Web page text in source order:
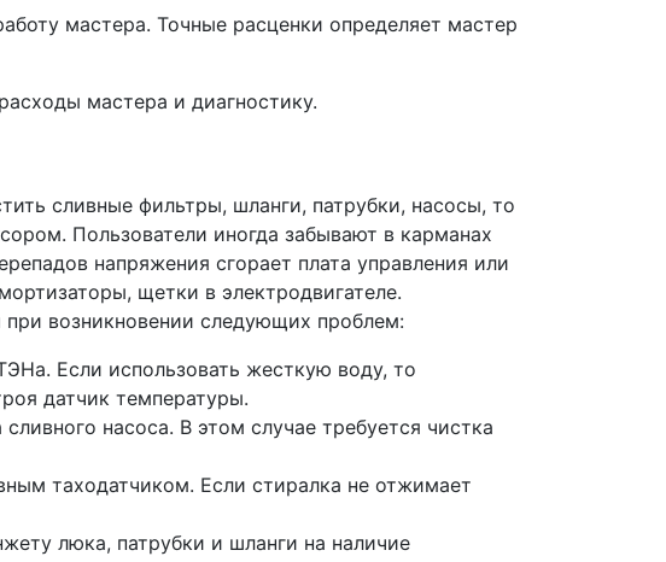
мастера. Точные расценки определяет мастер
мастера и диагностику.
сливные фильтры, шланги, патрубки, насосы, то
Пользователи иногда забывают в карманах
напряжения сгорает плата управления или
щетки в электродвигателе.
возникновении следующих проблем:
Если использовать жесткую воду, то
датчик температуры.
насоса. В этом случае требуется чистка
таходатчиком. Если стиралка не отжимает
люка, патрубки и шланги на наличие